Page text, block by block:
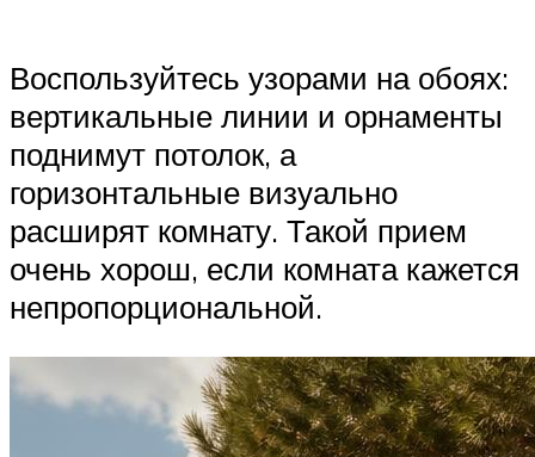
Воспользуйтесь узорами на обоях:
вертикальные линии и орнаменты
поднимут потолок, а
горизонтальные визуально
расширят комнату. Такой прием
очень хорош, если комната кажется
непропорциональной.